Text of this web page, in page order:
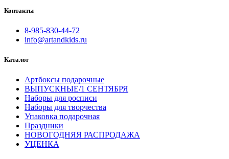
Контакты
8-985-830-44-72
info@artandkids.ru
Каталог
Артбоксы подарочные
ВЫПУСКНЫЕ/1 СЕНТЯБРЯ
Наборы для росписи
Наборы для творчества
Упаковка подарочная
Праздники
НОВОГОДНЯЯ РАСПРОДАЖА
УЦЕНКА